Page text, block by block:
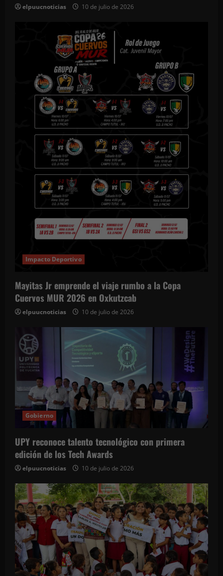
elpuucnoticias 10 de julio de 2026
Impacto Deportivo
Mayitas Jr emprende el viaje rumbo a la Copa
Cuervos MUR 2026 en Oxkutzcab
elpuucnoticias 10 de julio de 2026
Gobierno
UPY reconoce talento tecnológico con primera
edición de los Tech Awards
elpuucnoticias 10 de julio de 2026